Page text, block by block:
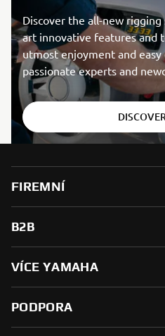
Discover the all-new
art innovative features and
utmost enjoyment and
passionate experts and
FIREMNÍ
B2B
VÍCE YAMAHA
PODPORA